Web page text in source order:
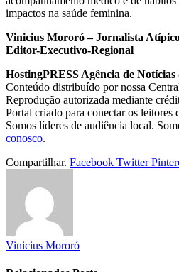
impactos na saúde feminina.
Vinicius Mororó – Jornalista
Editor-Executivo-Regional
HostingPRESS Agência de Notícias
Conteúdo distribuído por nossa
Reprodução autorizada mediante
Portal criado para conectar os leitores
Somos líderes de audiência local.
conosco.
Compartilhar. Facebook Twitter
Vinicius Mororó